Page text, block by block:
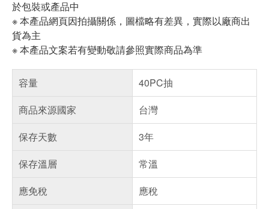
於包裝或產品中
※ 本產品網頁因拍攝關係，圖檔略有差異，實際以廠商出
貨為主
※ 本產品文案若有變動敬請參照實際商品為準
容量
40PC抽
商品來源國家
台灣
保存天數
3年
保存溫層
常溫
應免稅
應稅